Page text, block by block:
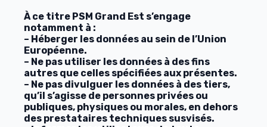
À ce titre PSM Grand Est s’engage
notamment à :
– Héberger les données au sein de l’Union
Européenne.
– Ne pas utiliser les données à des fins
autres que celles spécifiées aux présentes.
– Ne pas divulguer les données à des tiers,
qu’il s’agisse de personnes privées ou
publiques, physiques ou morales, en dehors
des prestataires techniques susvisés.